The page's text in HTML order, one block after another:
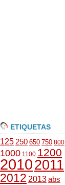
ETIQUETAS
125 250 650 750 800
1000 1100 1200
20102011
2012 2013abs